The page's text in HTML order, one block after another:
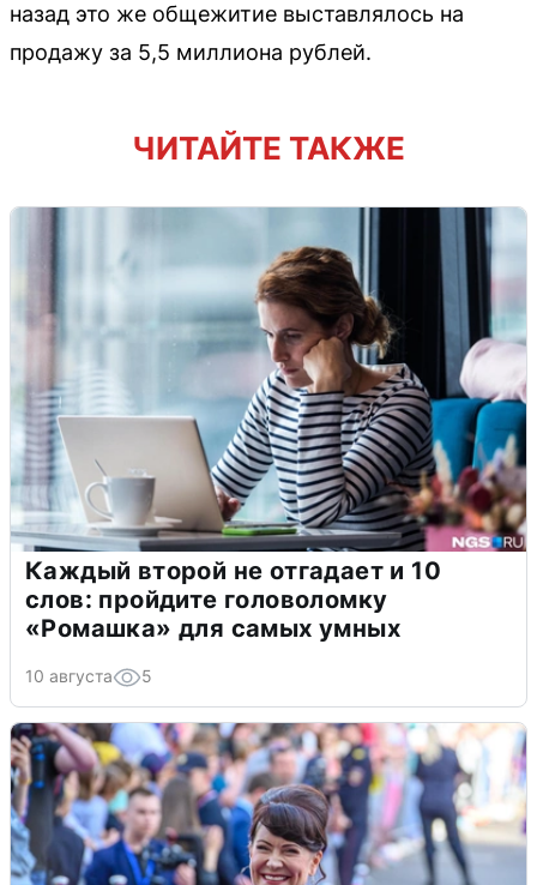
назад это же общежитие выставлялось на
продажу за 5,5 миллиона рублей.
ЧИТАЙТЕ ТАКЖЕ
Каждый второй не отгадает и 10
слов: пройдите головоломку
«Ромашка» для самых умных
10 августа 5